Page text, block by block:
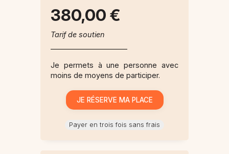
380,00 €
Tarif de soutien
Je permets à une personne avec
moins de moyens de participer.
Payer en trois fois sans frais